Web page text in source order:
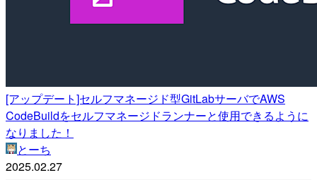
[アップデート]セルフマネージド型GitLabサーバでAWS
CodeBuildをセルフマネージドランナーと使用できるように
なりました！
とーち
2025.02.27